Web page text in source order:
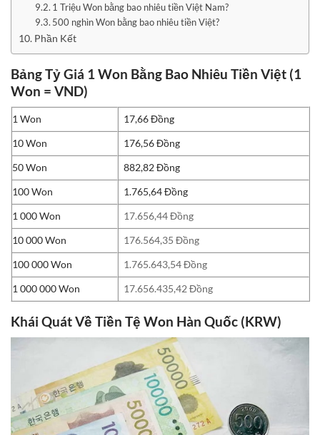
1 Triệu Won bằng bao nhiêu tiền Việt Nam?
500 nghìn Won bằng bao nhiêu tiền Việt?
Phần Kết
Bảng Tỷ Giá 1 Won Bằng Bao Nhiêu Tiền Việt (1
Won = VND)
1 Won
17,66 Đồng
10 Won
176,56 Đồng
50 Won
882,82 Đồng
100 Won
1.765,64 Đồng
1 000 Won
17.656,44 Đồng
10 000 Won
176.564,35 Đồng
100 000 Won
1.765.643,54 Đồng
1 000 000 Won
17.656.435,42 Đồng
Khái Quát Về Tiền Tệ Won Hàn Quốc (KRW)